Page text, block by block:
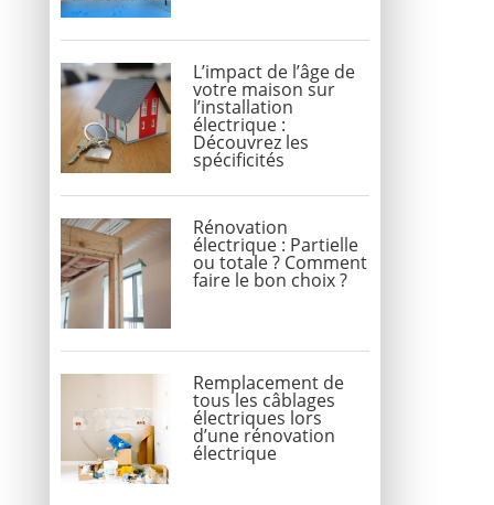
L’impact de l’âge de
votre maison sur
l’installation
électrique :
Découvrez les
spécificités
Rénovation
électrique : Partielle
ou totale ? Comment
faire le bon choix ?
Remplacement de
tous les câblages
électriques lors
d’une rénovation
électrique